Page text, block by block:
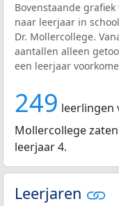
Bovenstaande
naar leerjaar in
Dr. Mollercollege.
aantallen alleen
een leerjaar
249 leerlingen
Mollercollege
leerjaar 4.
Leerjaren